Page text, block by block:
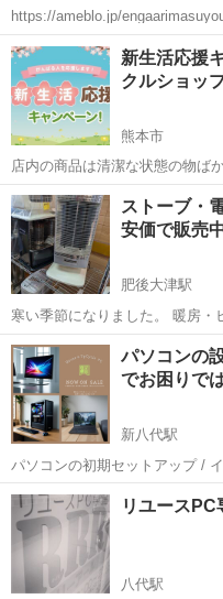
https://ameblo.jp/engaarimasuyouni/ 買取&単身引っ越し&不用
など幅広く対応できる総合進化
https://www.higonavi.net/shop/
熊本 熊本市 平成駅
新生活応援
クルショッ
熊本市
店内の商品は清潔な状態の物ば
は1人配達で一律3000円〔何個
ン開催中📣 熊本リサイク
熊本 熊本市 リサイクル
ストーブ・
安価で販売
肥後大津駅
寒い季節になりました。 暖房・ヒー
クルショップ中古品です。 リサイクル市場 第二空港店 益城空港イン
ターより→空港方面へ空港手前
リンスタンドの...
熊本 阿蘇郡 肥後大津駅
パソコンの
でお困りで
新八代駅
パソコンの初期セットアップ /
/ セキュリティ設定 / メール送
（アプリ）インストールなどで
ください。 ...
熊本 八代市
リユースPC
八代駅